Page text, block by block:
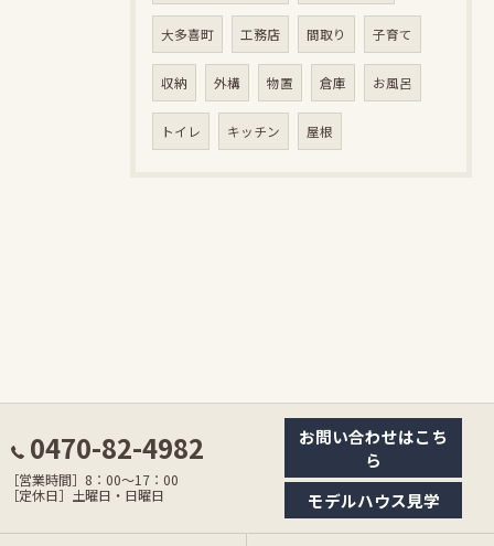
大多喜町 工務店 間取り 子育て
収納 外構 物置 倉庫 お風呂
トイレ キッチン 屋根
0470-82-4982
［営業時間］8：00〜17：00
［定休日］土曜日・日曜日
お問い合わせはこち
ら
モデルハウス見学